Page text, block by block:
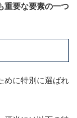
重要な要素の一つ
めに特別に選ばれ